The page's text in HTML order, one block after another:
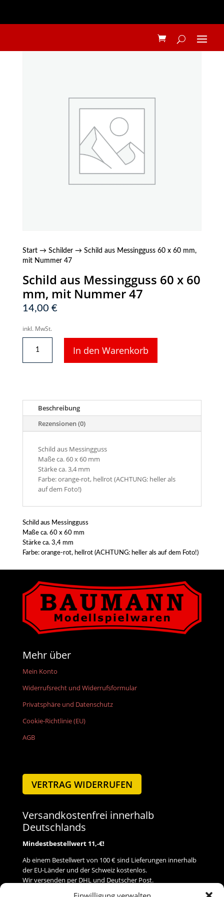
Start→ Schilder→ Schild aus Messingguss 60 x 60 mm,
mit Nummer 47
Schild aus Messingguss 60 x 60
mm, mit Nummer 47
14,00 €
inkl. MwSt.
Messingguss
mm,
Nummer
47
In den Warenkorb
Beschreibung
Rezensionen (0)
Schild aus Messingguss
Maße ca. 60 x 60 mm
Stärke ca. 3,4 mm
Farbe: orange-rot, hellrot (ACHTUNG: heller als
auf dem Foto!)
Schild aus Messingguss
Maße ca. 60 x 60 mm
Stärke ca. 3,4 mm
Farbe: orange-rot, hellrot (ACHTUNG: heller als auf dem Foto!)
Mehr über
Mein Konto
Widerrufsrecht und Widerrufsformular
Privatsphäre und Datenschutz
Cookie-Richtlinie (EU)
AGB
VERTRAG WIDERRUFEN
Versandkostenfrei innerhalb
Deutschlands
Mindestbestellwert 11,-€!
Ab einem Bestellwert von 100 € sind Lieferungen innerhalb
der EU-Länder und der Schweiz kostenlos.
Wir versenden per DHL und Deutscher Post.